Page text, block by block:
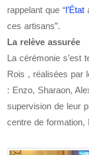
rappelant que “l’État
ces artisans”.
La relève assurée
La cérémonie s’est
Rois , réalisées par
: Enzo, Sharaon,
supervision de leur
centre de formation,